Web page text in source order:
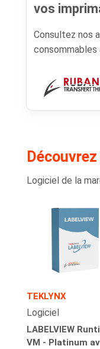
vos
Consultez nos
consommables
Logiciel de la
TEKLYNX
Logiciel
LABELVIEW
VM - Platinum